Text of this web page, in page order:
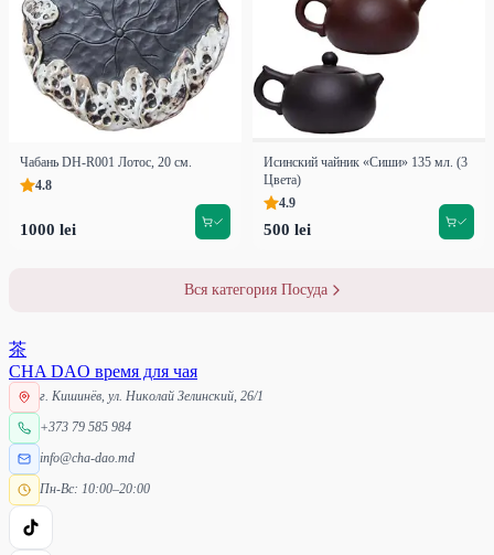
Чабань DH-R001 Лотос, 20 см.
4.8
1000 lei
Иcинский чайник «Сиши» 135 мл. (3
Цвета)
4.9
500 lei
Вся категория Посуда
茶
CHA DAO время для чая
г. Кишинёв, ул. Николай Зелинский, 26/1
+373 79 585 984
info@cha-dao.md
Пн-Вс: 10:00–20:00